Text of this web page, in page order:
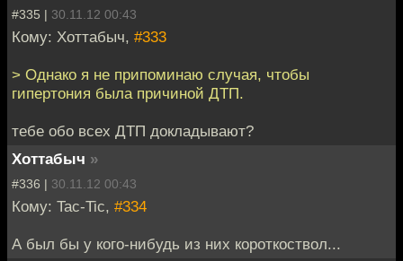
#335 | 30.11.12 00:43
Кому: Хоттабыч, #333
> Однако я не припоминаю случая, чтобы
гипертония была причиной ДТП.
тебе обо всех ДТП докладывают?
Хоттабыч »
#336 | 30.11.12 00:43
Кому: Tac-Tic, #334
А был бы у кого-нибудь из них короткоствол...